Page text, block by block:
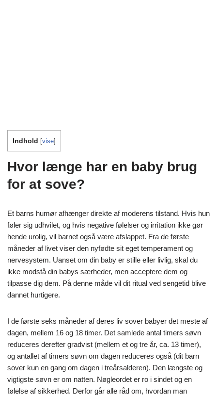
Indhold [vise]
Hvor længe har en baby brug
for at sove?
Et barns humør afhænger direkte af moderens tilstand. Hvis hun
føler sig udhvilet, og hvis negative følelser og irritation ikke gør
hende urolig, vil barnet også være afslappet. Fra de første
måneder af livet viser den nyfødte sit eget temperament og
nervesystem. Uanset om din baby er stille eller livlig, skal du
ikke modstå din babys særheder, men acceptere dem og
tilpasse dig dem. På denne måde vil dit ritual ved sengetid blive
dannet hurtigere.
I de første seks måneder af deres liv sover babyer det meste af
dagen, mellem 16 og 18 timer. Det samlede antal timers søvn
reduceres derefter gradvist (mellem et og tre år, ca. 13 timer),
og antallet af timers søvn om dagen reduceres også (dit barn
sover kun en gang om dagen i treårsalderen). Den længste og
vigtigste søvn er om natten. Nøgleordet er ro i sindet og en
følelse af sikkerhed. Derfor går alle råd om, hvordan man